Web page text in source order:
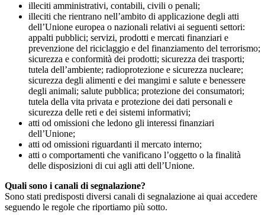
illeciti amministrativi, contabili, civili o penali;
illeciti che rientrano nell’ambito di applicazione degli atti
dell’Unione europea o nazionali relativi ai seguenti settori:
appalti pubblici; servizi, prodotti e mercati finanziari e
prevenzione del riciclaggio e del finanziamento del terrorismo;
sicurezza e conformità dei prodotti; sicurezza dei trasporti;
tutela dell’ambiente; radioprotezione e sicurezza nucleare;
sicurezza degli alimenti e dei mangimi e salute e benessere
degli animali; salute pubblica; protezione dei consumatori;
tutela della vita privata e protezione dei dati personali e
sicurezza delle reti e dei sistemi informativi;
atti od omissioni che ledono gli interessi finanziari
dell’Unione;
atti od omissioni riguardanti il mercato interno;
atti o comportamenti che vanificano l’oggetto o la finalità
delle disposizioni di cui agli atti dell’Unione.
Quali sono i canali di segnalazione?
Sono stati predisposti diversi canali di segnalazione ai quai accedere
seguendo le regole che riportiamo più sotto.